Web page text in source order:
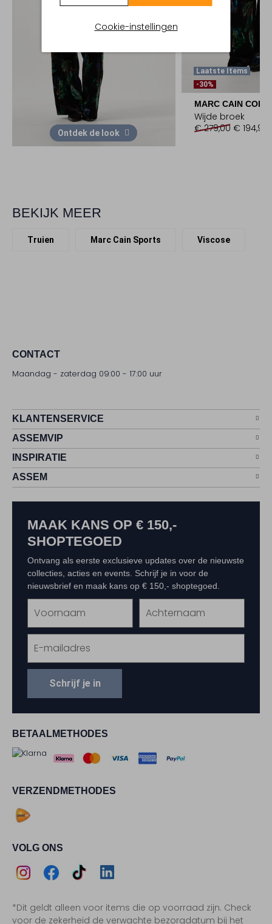
Cookie-instellingen
Ontdek de look
Laatste Items
-30%
MARC CAIN
Wijde broek
€ 279,00 € 194,99
BEKIJK MEER
Truien Marc Cain Sports Viscose
CONTACT
Maandag - zaterdag 09:00 - 17:00 uur
KLANTENSERVICE
ASSEMVIP
INSPIRATIE
ASSEM
BETAALMETHODES
VERZENDMETHODES
VOLG ONS
Instagram
Facebook
TikTokLinkedIn
*Dit geldt alleen voor items die op voorraad zijn. Check
voor de zekerheid de verwachte bezorgdatum bij het
MAAK KANS OP € 150,-
SHOPTEGOED
Ontvang als eerste exclusieve updates over de nieuwste
collecties, acties en events. Schrijf je in voor de
nieuwsbrief en maak kans op € 150,- shoptegoed.
Schrijf je in